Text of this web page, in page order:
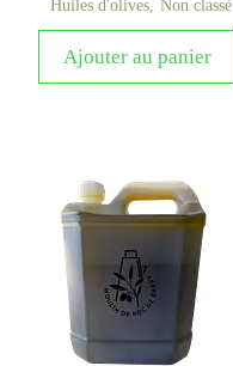
Huiles d'olives, Non classé
Ajouter au panier